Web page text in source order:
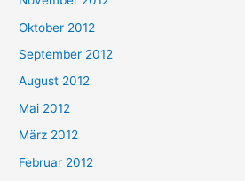
Oktober 2012
September 2012
August 2012
Mai 2012
März 2012
Februar 2012